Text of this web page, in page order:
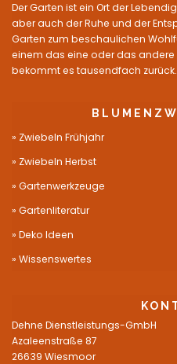
Der Garten ist ein Ort der
aber auch der Ruhe und der
Garten zum beschaulichen
einem das eine oder das andere
bekommt es tausendfach zurück.
Zwiebeln Frühjahr
Zwiebeln Herbst
Gartenwerkzeuge
Gartenliteratur
Deko Ideen
Wissenswertes
Dehne Dienstleistungs-GmbH
Azaleenstraße 87
26639 Wiesmoor